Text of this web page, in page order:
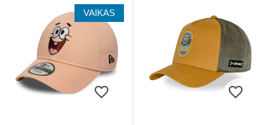
VAIKAS